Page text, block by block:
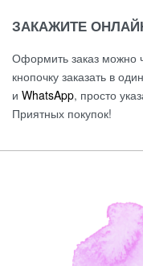
ЗАКАЖИТЕ
Оформить заказ можно
кнопочку заказать в
и WhatsApp, просто
Приятных покупок!